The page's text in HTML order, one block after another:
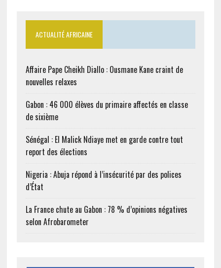
ACTUALITÉ AFRICAINE
Affaire Pape Cheikh Diallo : Ousmane Kane craint de
nouvelles relaxes
Gabon : 46 000 élèves du primaire affectés en classe
de sixième
Sénégal : El Malick Ndiaye met en garde contre tout
report des élections
Nigeria : Abuja répond à l’insécurité par des polices
d’État
La France chute au Gabon : 78 % d’opinions négatives
selon Afrobarometer